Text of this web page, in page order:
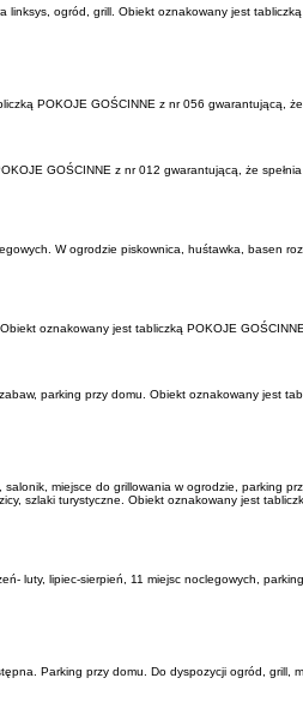
ogród, grill. Obiekt oznakowany jest
POKOJE GOŚCINNE z nr 056 gwarantującą,
GOŚCINNE z nr 012 gwarantującą, że
W ogrodzie piskownica, huśtawka, basen
oznakowany jest tabliczką POKOJE
parking przy domu. Obiekt oznakowany jest
miejsce do grillowania w ogrodzie, parking
szlaki turystyczne. Obiekt oznakowany jest
luty, lipiec-sierpień, 11 miejsc noclegowych,
Parking przy domu. Do dyspozycji ogród,